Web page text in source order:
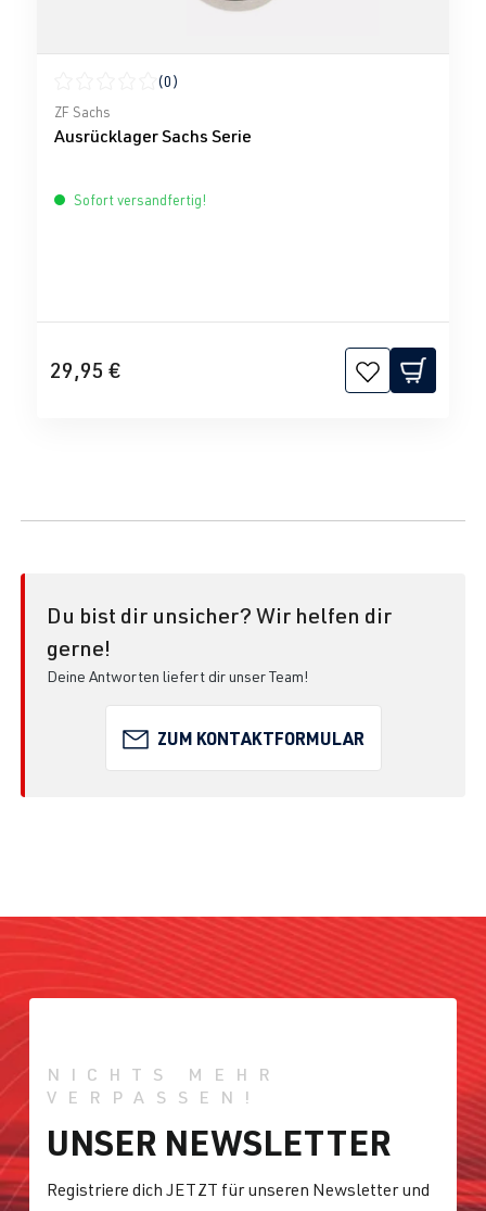
Durchschnittliche Bewertung von 0 von 5 Sternen
(0)
ZF Sachs
Ausrücklager Sachs Serie
Sofort versandfertig!
29,95 €
Du bist dir unsicher? Wir helfen dir
gerne!
Deine Antworten liefert dir unser Team!
ZUM KONTAKTFORMULAR
NICHTS MEHR
VERPASSEN!
UNSER NEWSLETTER
Registriere dich JETZT für unseren Newsletter und